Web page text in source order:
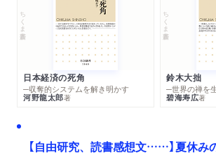
ちくま新書
日本経済の死角
─収奪的システムを解き明かす
河野龍太郎著
ちくま新書
鈴木大拙
─世界の禅を
碧海寿広著
【自由研究、読書感想文……】夏休み